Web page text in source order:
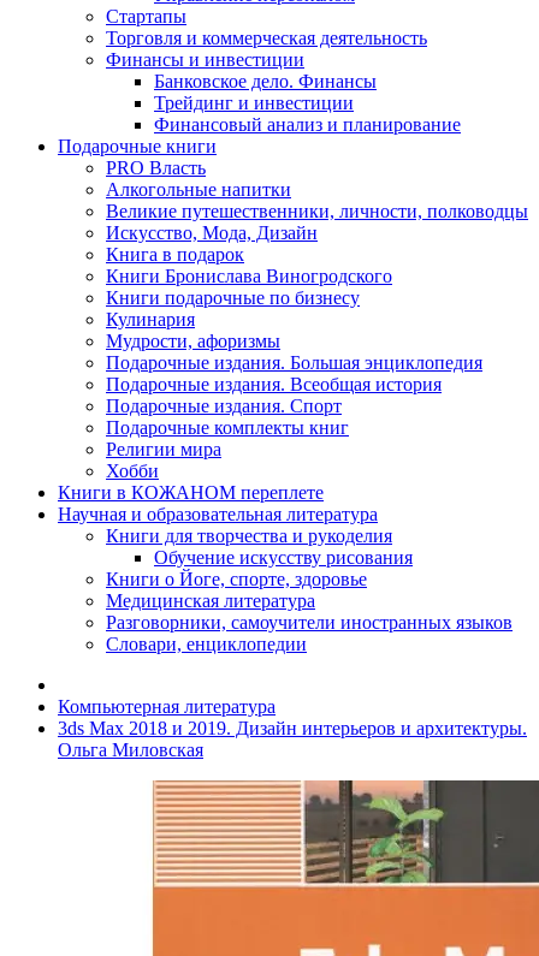
Стартапы
Торговля и коммерческая деятельность
Финансы и инвестиции
Банковское дело. Финансы
Трейдинг и инвестиции
Финансовый анализ и планирование
Подарочные книги
PRO Власть
Алкогольные напитки
Великие путешественники, личности, полководцы
Искусство, Мода, Дизайн
Книга в подарок
Книги Бронислава Виногродского
Книги подарочные по бизнесу
Кулинария
Мудрости, афоризмы
Подарочные издания. Большая энциклопедия
Подарочные издания. Всеобщая история
Подарочные издания. Спорт
Подарочные комплекты книг
Религии мира
Хобби
Книги в КОЖАНОМ переплете
Научная и образовательная литература
Книги для творчества и рукоделия
Обучение искусству рисования
Книги о Йоге, спорте, здоровье
Медицинская литература
Разговорники, самоучители иностранных языков
Словари, енциклопедии
Компьютерная литература
3ds Max 2018 и 2019. Дизайн интерьеров и архитектуры.
Ольга Миловская